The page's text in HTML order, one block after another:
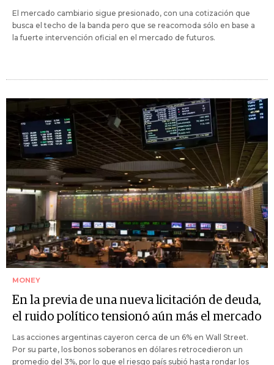
El mercado cambiario sigue presionado, con una cotización que
busca el techo de la banda pero que se reacomoda sólo en base a
la fuerte intervención oficial en el mercado de futuros.
MONEY
En la previa de una nueva licitación de deuda,
el ruido político tensionó aún más el mercado
Las acciones argentinas cayeron cerca de un 6% en Wall Street.
Por su parte, los bonos soberanos en dólares retrocedieron un
promedio del 3%, por lo que el riesgo país subió hasta rondar los